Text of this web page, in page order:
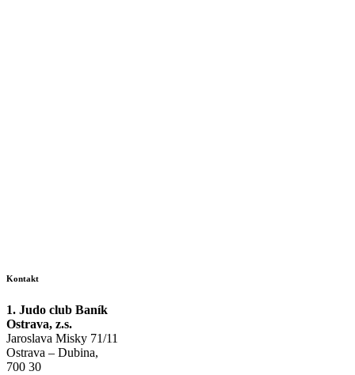
Kontakt
1. Judo club Baník
Ostrava, z.s.
Jaroslava Misky 71/11
Ostrava – Dubina,
700 30